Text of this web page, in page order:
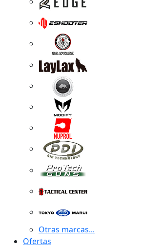
Otras marcas...
Ofertas